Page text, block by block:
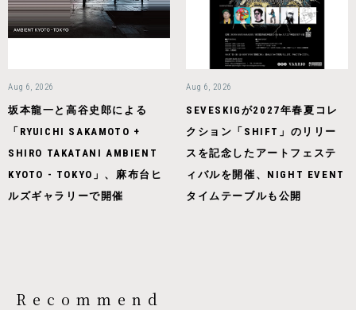
Aug 6, 2026
坂本龍一と高谷史郎による
「RYUICHI SAKAMOTO +
SHIRO TAKATANI AMBIENT
KYOTO - TOKYO」、麻布台ヒ
ルズギャラリーで開催
Aug 6, 2026
SEVESKIGが2027年春夏コレ
クション「SHIFT」のリリー
スを記念したアートフェステ
ィバルを開催、NIGHT EVENT
タイムテーブルも公開
Recommend